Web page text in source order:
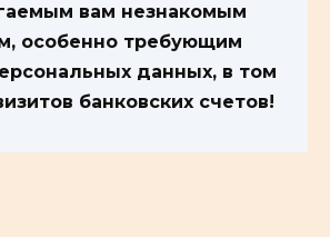
вам незнакомым
особенно требующим
данных, в том
банковских счетов!